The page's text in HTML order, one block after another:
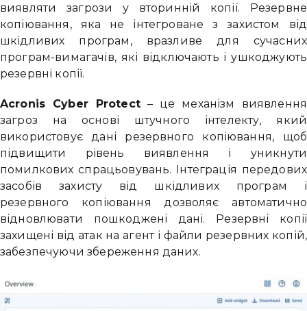
виявляти загрози у вторинній копії. Резервне
копіювання, яка не інтегроване з захистом від
шкідливих програм, вразливе для сучасних
програм-вимагачів, які відключають і ушкоджують
резервні копії.
Acronis Cyber ​​Protect– це механізм виявлення
загроз на основі штучного інтелекту, який
використовує дані резервного копіювання, щоб
підвищити рівень виявлення і уникнути
помилкових спрацьовувань. Інтеграція передових
засобів захисту від шкідливих програм і
резервного копіювання дозволяє автоматично
відновлювати пошкоджені дані. Резервні копії
захищені від атак на агент і файли резервних копій,
забезпечуючи збереження даних.